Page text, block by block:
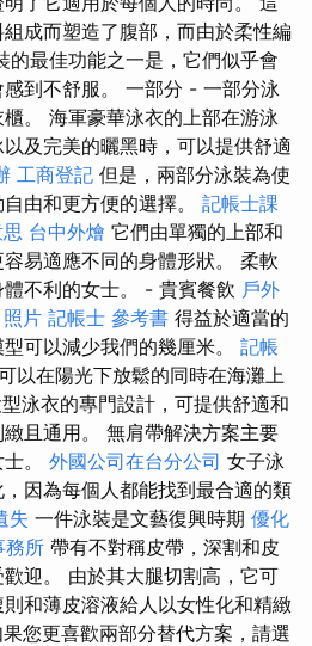
成而塑造了腹部，而由於柔性編
的最佳功能之一是，它們似乎會
到不舒服。 一部分 - 一部分泳
。 海軍豪華泳衣的上部在游泳
及完美的曬黑時，可以提供舒適
工商登記 但是，兩部分泳裝為使
由和更方便的選擇。 記帳士課
台中外燴 它們由單獨的上部和
易適應不同的身體形狀。 柔軟
不利的女士。 - 貴賓餐飲 戶外
片 記帳士 參考書 得益於適當的
可以減少我們的幾厘米。 記帳
以在陽光下放鬆的同時在海灘上
泳衣的專門設計，可提供舒適和
且通用。 無肩帶解決方案主要
。 外國公司在台分公司 女子泳
因為每個人都能找到最合適的類
失 一件泳裝是文藝復興時期 優化
務所 帶有不對稱皮帶，深割和皮
迎。 由於其大腿切割高，它可
和薄皮溶液給人以女性化和精緻
您更喜歡兩部分替代方案，請選